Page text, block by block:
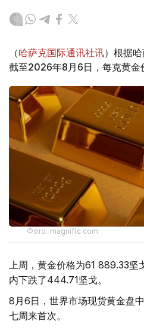
（哈萨克国际通讯社讯）根据
截至2026年8月6日，每克黄金
Фото: magnific.com
上周，黄金价格为61 889.33坚
内下跌了444.71坚戈。
8月6日，世界市场现货黄金盘
七周来首次。